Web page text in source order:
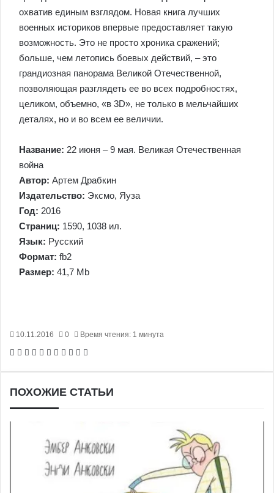
охватив единым взглядом. Новая книга лучших
военных историков впервые предоставляет такую
возможность. Это не просто хроника сражений;
больше, чем летопись боевых действий, – это
грандиозная панорама Великой Отечественной,
позволяющая разглядеть ее во всех подробностях,
целиком, объемно, «в 3D», не только в мельчайших
деталях, но и во всем ее величии.
Название: 22 июня – 9 мая. Великая Отечественная
война
Автор: Артем Драбкин
Издательство: Эксмо, Яуза
Год: 2016
Страниц: 1590, 1038 ил.
Язык: Русский
Формат: fb2
Размер: 41,7 Mb
10.11.2016 0 Время чтения: 1 минута
Facebook
X Pinterest
Вконтакте
Одноклассники
Messenger
Messenger
WhatsApp
Telegram
Viber
ПОХОЖИЕ СТАТЬИ